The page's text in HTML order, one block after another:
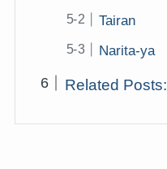
Tairan
Narita-ya
Related Posts: